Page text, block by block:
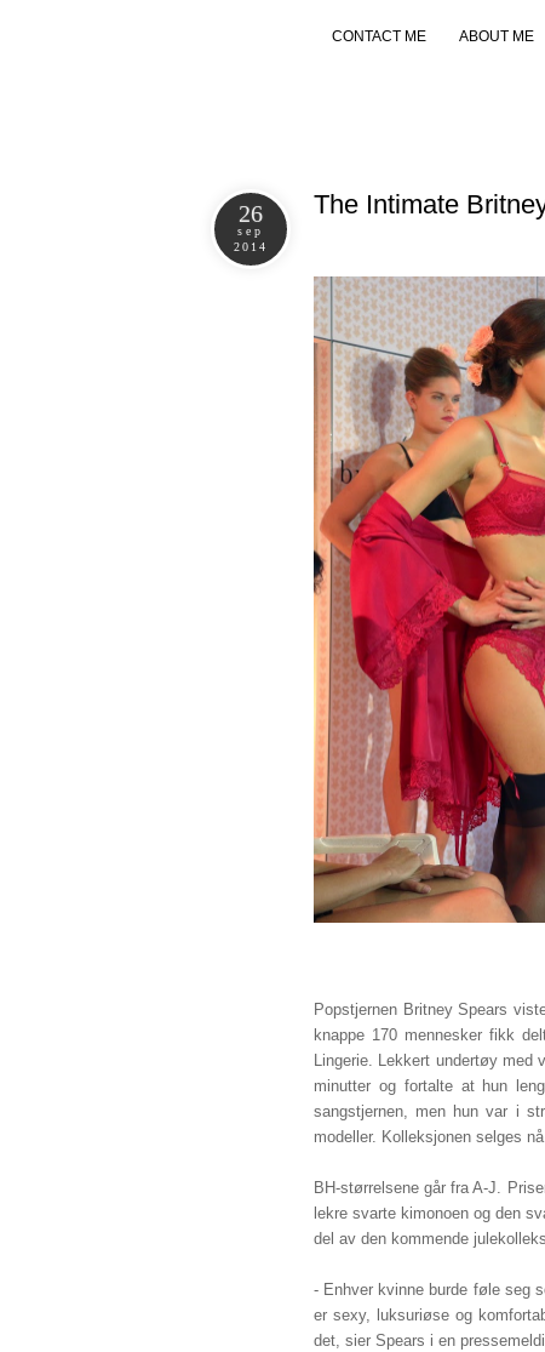
CONTACT ME ABOUT ME
26
sep
2014
The Intimate
Popstjernen Britney Spears
knappe 170 mennesker fikk
Lingerie. Lekkert undertøy med
minutter og fortalte at hun
sangstjernen, men hun var i
modeller. Kolleksjonen selges
BH-størrelsene går fra A-J.
lekre svarte kimonoen og den
del av den kommende
- Enhver kvinne burde føle seg
er sexy, luksuriøse og
det, sier Spears i en